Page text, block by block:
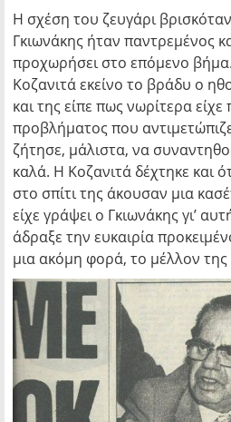
Η σχέση του ζευγάρι
Γκιωνάκης ήταν παντρεμένος
προχωρήσει στο επόμενο
Κοζανιτά εκείνο το βράδυ ο
και της είπε πως νωρίτερα
προβλήματος που
ζήτησε, μάλιστα, να
καλά. Η Κοζανιτά δέχτηκε και
στο σπίτι της άκουσαν μια
είχε γράψει ο Γκιωνάκης γι’
άδραξε την ευκαιρία
μια ακόμη φορά, το μέλλον